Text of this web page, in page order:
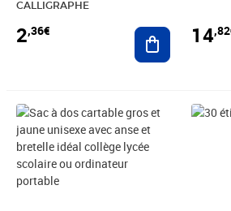
CALLIGRAPHE
2,36€ Ajouter au
14
Prix barré 24,90€
Prix 12,90€ Prix